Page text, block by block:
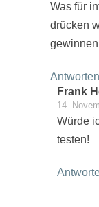
Was für
drücken
Antworten
Frank
14.
Würde
testen!